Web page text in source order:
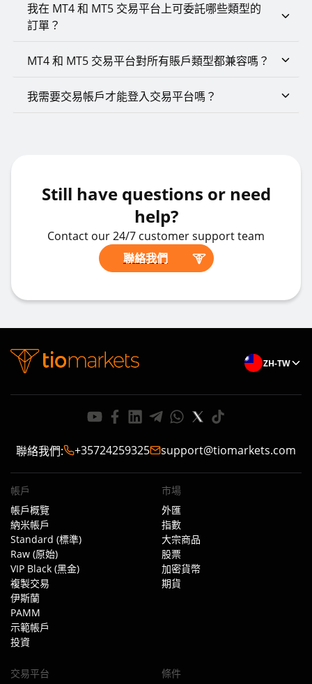
我在 MT4 和 MT5 交易平台上可委託哪些類型的
訂單？
MT4 和 MT5 交易平台對所有賬戶類型都兼容嗎？
我需要交易帳戶才能登入交易平台嗎？
Still have questions or need
help?
Contact our 24/7 customer support team
聯絡我們
ZH-TW
聯絡我們: +35724259325 support@tiomarkets.com
帳戶
帳戶概覽
納米帳戶
Standard (標準)
Raw (原始)
VIP Black (黑金)
複製交易
伊斯蘭
PAMM
示範帳戶
投資
市場
外匯
指數
大宗商品
股票
加密貨幣
期貨
交易平台
條件